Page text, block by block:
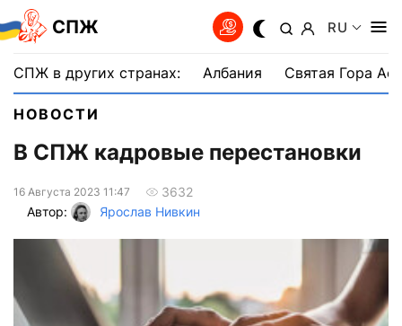
СПЖ RU
СПЖ в других странах: Албания Святая Гора
НОВОСТИ
В СПЖ кадровые перестановки
16 Августа 2023 11:47
3632
Автор:
Ярослав Нивкин